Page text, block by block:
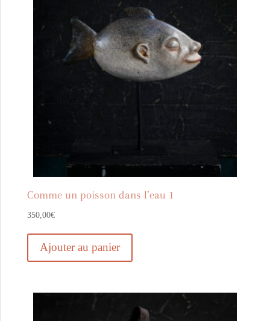
Comme un poisson dans l’eau 1
350,00€
Ajouter au panier